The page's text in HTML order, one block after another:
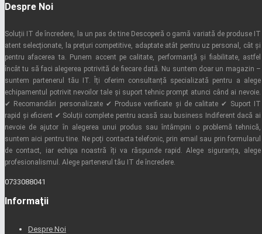
Despre Noi
Soluții IT de încredere, la un pas de tine Descoperă o gamă variată de produse IT
atent selecționate, la prețuri competitive, adaptate atât pentru uz personal, cât și
pentru afacerea ta. Punem accent pe calitate, performanță și fiabilitate, astfel
încât tu să faci alegerea potrivită de fiecare dată. Nu suntem doar un magazin –
suntem partenerul tău IT. Îți oferim consultanță specializată pentru a alege
echipamentul potrivit nevoilor tale și suport tehnic prompt atunci când ai nevoie.
✔ Recomandări personalizate ✔ Produse verificate și de calitate ✔ Suport IT
rapid și eficient ✔ Soluții complete pentru acasă sau business Indiferent dacă ai
nevoie de ajutor în alegerea unui produs sau întâmpini o problemă tehnică,
suntem aici pentru tine. Ne poți contacta telefonic, prin email sau prin formularul
de contact, iar echipa noastră îți va răspunde rapid. Alege siguranța, alege
profesionalismul. Alege partenerul tău IT de încredere.
0733088041
Informaţii
Despre Noi